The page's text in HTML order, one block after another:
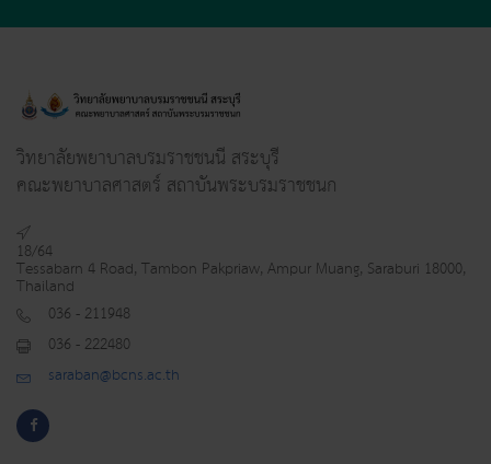
วิทยาลัยพยาบาลบรมราชชนนี สระบุรี
คณะพยาบาลศาสตร์ สถาบันพระบรมราชชนก
18/64
Tessabarn 4 Road, Tambon Pakpriaw, Ampur Muang, Saraburi 18000,
Thailand
036 - 211948
036 - 222480
saraban@bcns.ac.th